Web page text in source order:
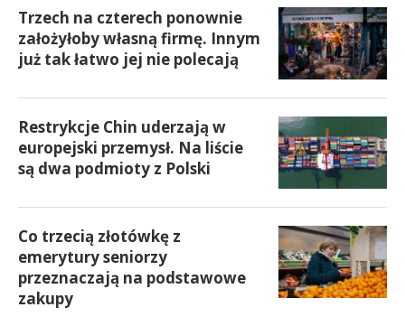
Trzech na czterech ponownie
założyłoby własną firmę. Innym
już tak łatwo jej nie polecają
Restrykcje Chin uderzają w
europejski przemysł. Na liście
są dwa podmioty z Polski
Co trzecią złotówkę z
emerytury seniorzy
przeznaczają na podstawowe
zakupy